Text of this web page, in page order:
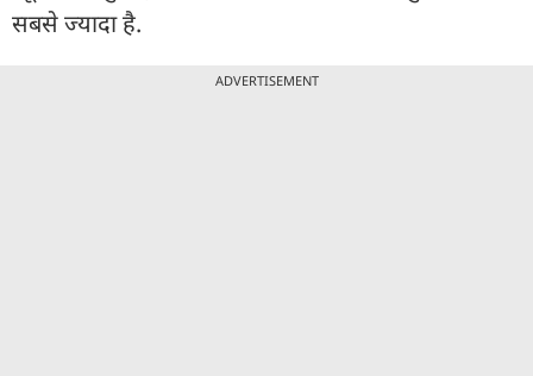
सबसे ज्यादा है.
ADVERTISEMENT